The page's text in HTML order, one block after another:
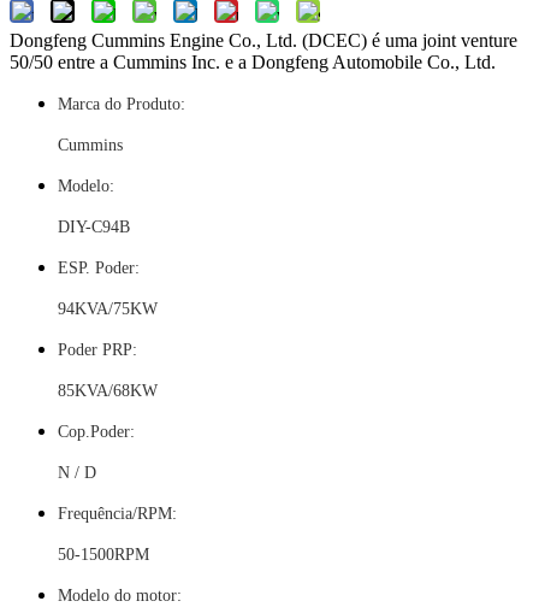
Dongfeng Cummins Engine Co., Ltd. (DCEC) é uma joint venture
50/50 entre a Cummins Inc. e a Dongfeng Automobile Co., Ltd.
Marca do Produto:
Cummins
Modelo:
DIY-C94B
ESP. Poder:
94KVA/75KW
Poder PRP:
85KVA/68KW
Cop.Poder:
N / D
Frequência/RPM:
50-1500RPM
Modelo do motor: